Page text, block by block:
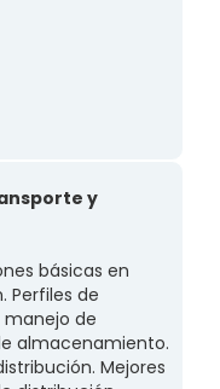
y
básicas en
Perfiles de
manejo de
almacenamiento.
Mejores